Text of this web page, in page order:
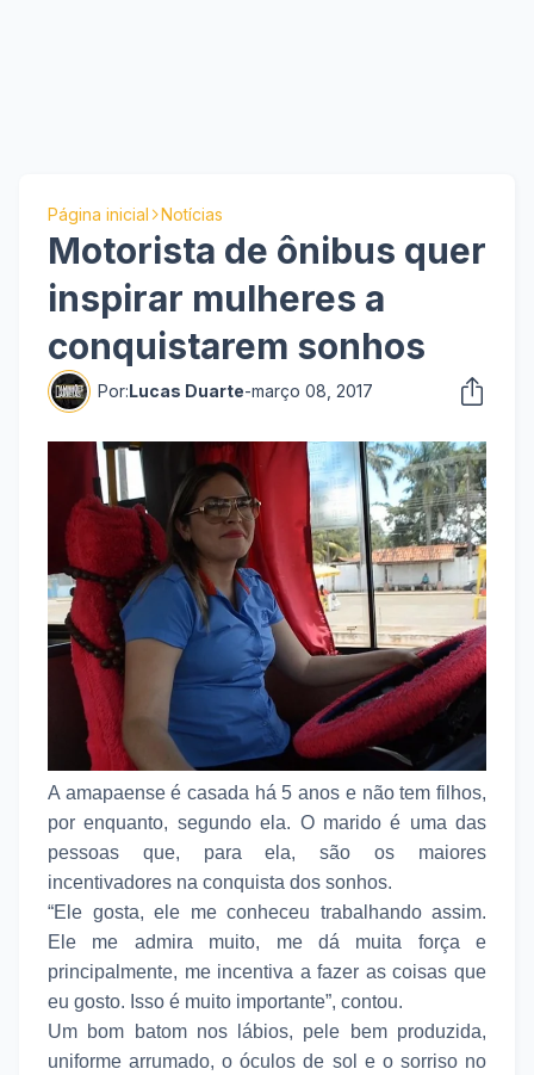
Página inicial Notícias
Motorista de ônibus quer
inspirar mulheres a
conquistarem sonhos
Por:Lucas Duarte-março 08, 2017
A amapaense é casada há 5 anos e não tem filhos,
por enquanto, segundo ela. O marido é uma das
pessoas que, para ela, são os maiores
incentivadores na conquista dos sonhos.
“Ele gosta, ele me conheceu trabalhando assim.
Ele me admira muito, me dá muita força e
principalmente, me incentiva a fazer as coisas que
eu gosto. Isso é muito importante”, contou.
Um bom batom nos lábios, pele bem produzida,
uniforme arrumado, o óculos de sol e o sorriso no